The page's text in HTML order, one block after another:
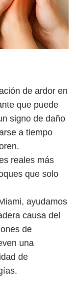
de ardor en
que puede
signo de daño
a tiempo
reales más
que solo
ayudamos
causa del
de
una
de